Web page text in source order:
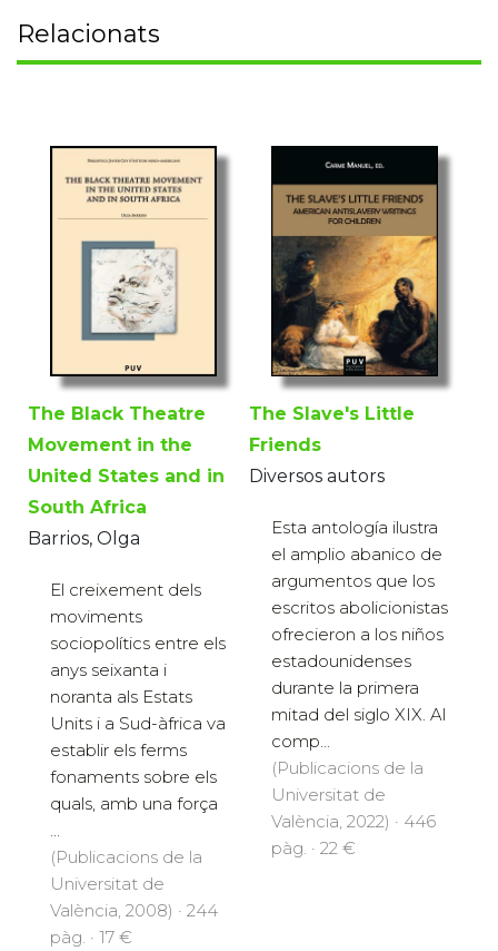
Relacionats
The Black Theatre
Movement in the
United States and in
South Africa
Barrios, Olga
El creixement dels
moviments
sociopolítics entre els
anys seixanta i
noranta als Estats
Units i a Sud-àfrica va
establir els ferms
fonaments sobre els
quals, amb una força
(Publicacions de la
Universitat de
València, 2008) · 244
pàg. · 17 €
The Slave's Little
Friends
Diversos autors
Esta antología ilustra
el amplio abanico de
argumentos que los
escritos abolicionistas
ofrecieron a los niños
estadounidenses
durante la primera
mitad del siglo XIX. Al
comp...
(Publicacions de la
Universitat de
València, 2022) · 446
pàg. · 22 €